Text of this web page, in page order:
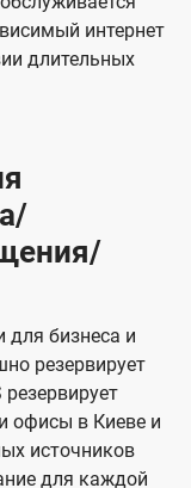
интернет
длительных
для бизнеса и
резервирует
офисы в Киеве и
источников
для каждой